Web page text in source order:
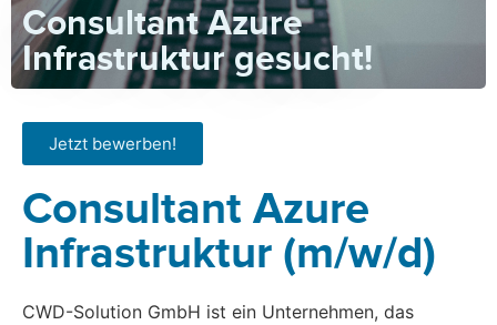
Consultant Azure
Infrastruktur gesucht!
Jetzt bewerben!
Consultant Azure
Infrastruktur (m/w/d)
CWD-Solution GmbH ist ein Unternehmen, das